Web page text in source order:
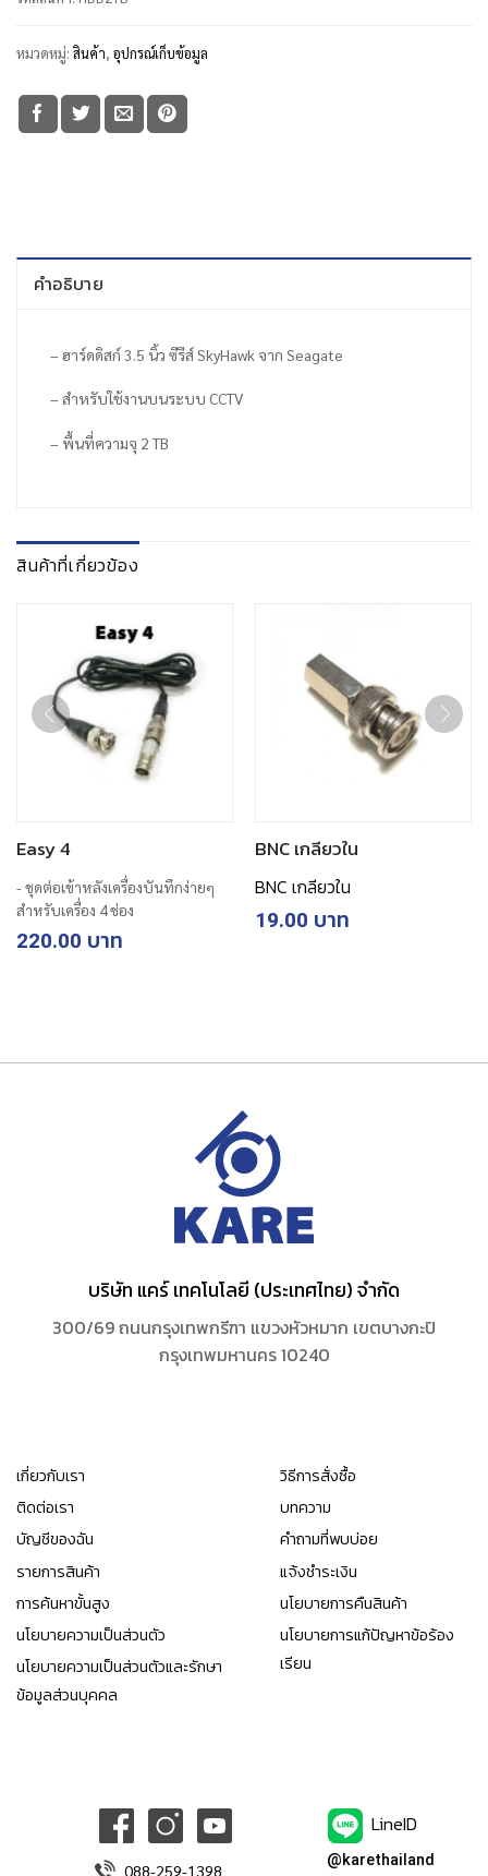
หมวดหมู่: สินค้า, อุปกรณ์เก็บข้อมูล
คำอธิบาย
– ฮาร์ดดิสก์ 3.5 นิ้ว ซีรีส์ SkyHawk จาก Seagate
– สำหรับใช้งานบนระบบ CCTV
– พื้นที่ความจุ 2 TB
สินค้าที่เกี่ยวข้อง
Easy 4
220.00
- ชุดต่อเข้าหลังเครื่องบันทึกง่ายๆ
สำหรับเครื่อง 4 ช่อง
BNC เกลียวใน
19.00
BNC เกลียวใน
บริษัท แคร์ เทคโนโลยี (ประเทศไทย) จำกัด
300/69 ถนนกรุงเทพกรีฑา แขวงหัวหมาก เขตบางกะปิ
กรุงเทพมหานคร 10240
เกี่ยวกับเรา
ติดต่อเรา
บัญชีของฉัน
รายการสินค้า
การค้นหาขั้นสูง
นโยบายความเป็นส่วนตัว
นโยบายความเป็นส่วนตัวและรักษา
ข้อมูลส่วนบุคคล
วิธีการสั่งซื้อ
บทความ
คำถามที่พบบ่อย
แจ้งชำระเงิน
นโยบายการคืนสินค้า
นโยบายการแก้ปัญหาข้อร้อง
เรียน
088-259-1398
LineID
@karethailand